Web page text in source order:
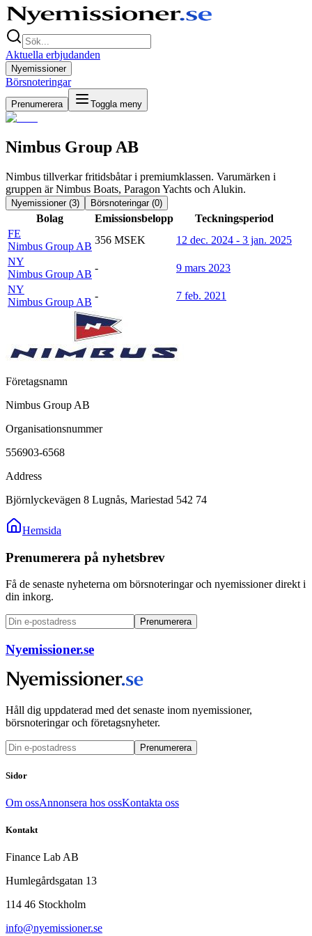
Aktuella erbjudanden
Nyemissioner
Börsnoteringar
Prenumerera Toggla meny
Nimbus Group AB
Nimbus tillverkar fritidsbåtar i premiumklassen. Varumärken i
gruppen är Nimbus Boats, Paragon Yachts och Alukin.
Nyemissioner (3) Börsnoteringar (0)
Bolag Emissionsbelopp
Teckningsperiod
FE
Nimbus Group AB
356 MSEK
12 dec. 2024 - 3 jan. 2025
NY
Nimbus Group AB
-
9 mars 2023
NY
Nimbus Group AB
- 7 feb. 2021
Företagsnamn
Nimbus Group AB
Organisationsnummer
556903-6568
Address
Björnlyckevägen 8 Lugnås, Mariestad 542 74
Hemsida
Prenumerera på nyhetsbrev
Få de senaste nyheterna om börsnoteringar och nyemissioner direkt i
din inkorg.
Prenumerera
Nyemissioner.se
Håll dig uppdaterad med det senaste inom nyemissioner,
börsnoteringar och företagsnyheter.
Prenumerera
Sidor
Om ossAnnonsera hos ossKontakta oss
Kontakt
Finance Lab AB
Humlegårdsgatan 13
114 46 Stockholm
info@nyemissioner.se